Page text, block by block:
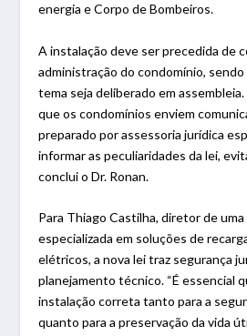
energia e Corpo de Bombeiros.
A instalação deve ser precedida de
administração do condomínio,
tema seja deliberado em
que os condomínios enviem
preparado por assessoria jurídica
informar as peculiaridades da lei,
conclui o Dr. Ronan.
Para Thiago Castilha, diretor de uma
especializada em soluções de
elétricos, a nova lei traz segurança
planejamento técnico. “É essencial
instalação correta tanto para a
quanto para a preservação da vida